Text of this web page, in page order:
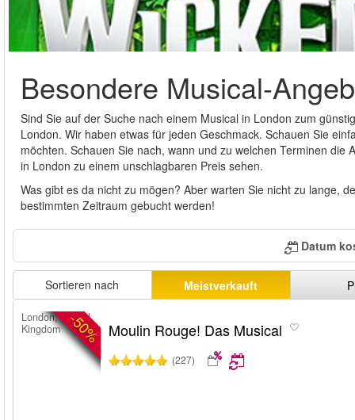
Besondere Musical-
Sind Sie auf der Suche nach einem Musical in London zum
London. Wir haben etwas für jeden Geschmack. Schauen Sie
möchten. Schauen Sie nach, wann und zu welchen Terminen
in London zu einem unschlagbaren Preis sehen.
Was gibt es da nicht zu mögen? Aber warten Sie nicht zu lange,
bestimmten Zeitraum gebucht werden!
Datum
Sortieren nach Meistverkauft
-50%
London, United
Kingdom
Moulin Rouge! Das Musical
(227)